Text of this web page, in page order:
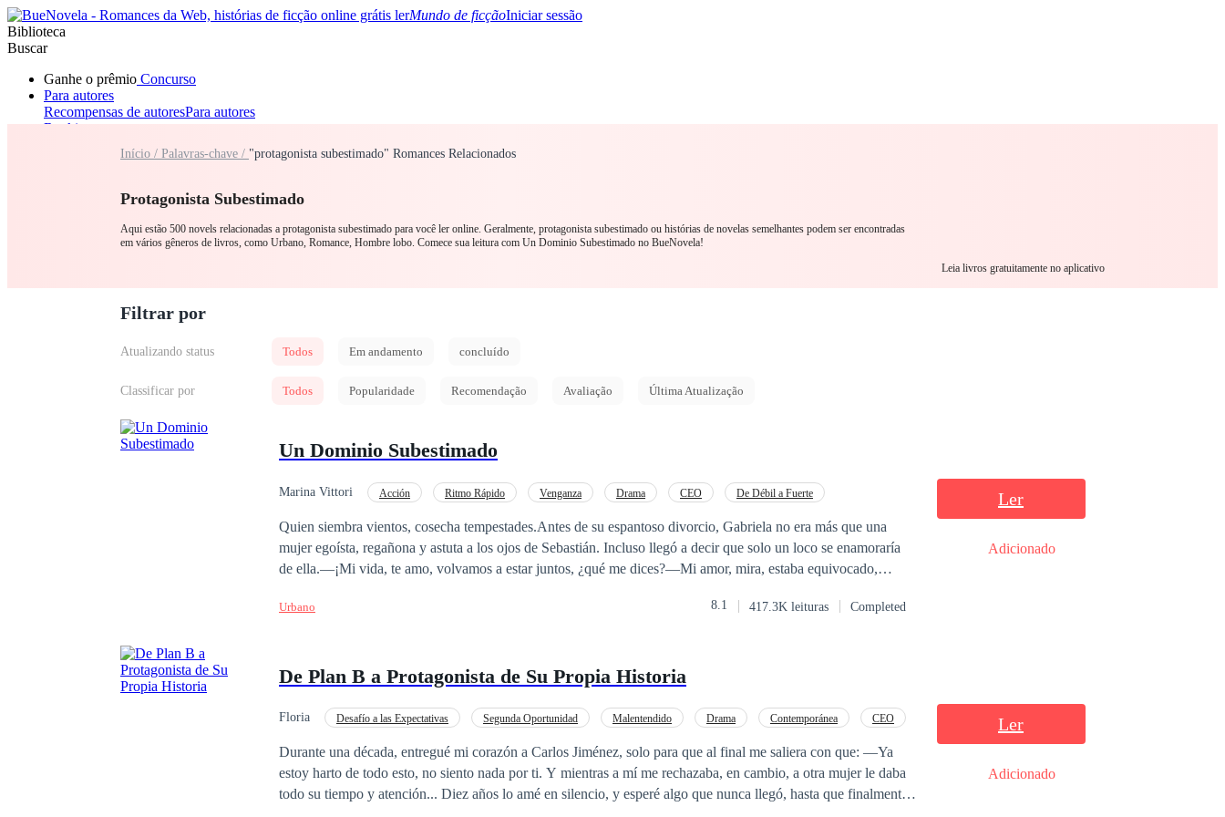
Mundo de ficçãoIniciar sessão
Biblioteca
Buscar
Ganhe o prêmio Concurso
Para autores
Recompensas de autoresPara autores
Ranking
RomanceLobisomemMáfiaSistemaFantasia
Início / Palavras-chave / "protagonista subestimado" Romances Relacionados
Protagonista Subestimado
Aqui estão 500 novels relacionadas a protagonista subestimado para você ler online. Geralmente, protagonista subestimado ou histórias de novelas semelhantes podem ser encontradas
em vários gêneros de livros, como Urbano, Romance, Hombre lobo. Comece sua leitura com Un Dominio Subestimado no BueNovela!
Leia livros gratuitamente no aplicativo
Filtrar por
Atualizando status Todos Em andamento concluído
Classificar por Todos Popularidade Recomendação Avaliação Última Atualização
Un Dominio Subestimado
Marina Vittori Acción Ritmo Rápido Venganza Drama CEO De Débil a Fuerte
Quien siembra vientos, cosecha tempestades.Antes de su espantoso divorcio, Gabriela no era más que una
mujer egoísta, regañona y astuta a los ojos de Sebastián. Incluso llegó a decir que solo un loco se enamoraría
de ella.—¡Mi vida, te amo, volvamos a estar juntos, ¿qué me dices?—Mi amor, mira, estaba equivocado,
—¡Dios mío, qué fastidioso eres! ¿Por qué me sigues a todas partes como un cachorrito? —gritó Gabriela.—
con él para perder el tiempo? ¡Ni pensarlo, lárgate!
Urbano 8.1 417.3K leituras Completed
Ler
Adicionado
De Plan B a Protagonista de Su Propia Historia
Floria Desafío a las Expectativas Segunda Oportunidad Malentendido Drama Contemporánea
CEO
Durante una década, entregué mi corazón a Carlos Jiménez, solo para que al final me saliera con que: —Ya
estoy harto de todo esto, no siento nada por ti. Y mientras a mí me rechazaba, en cambio, a otra mujer le daba
todo su tiempo y atención... Diez años lo amé en silencio, y esperé algo que nunca llegó, hasta que finalmente
Ler
Adicionado